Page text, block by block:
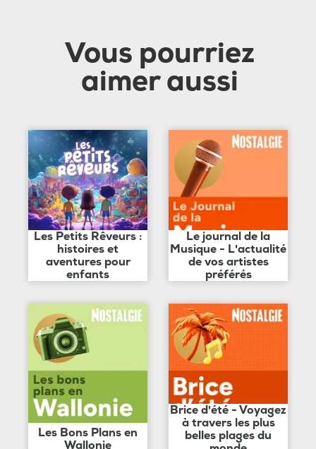
Vous pourriez
aimer aussi
Les Petits Rêveurs :
histoires et
aventures pour
enfants
Le journal de la
Musique - L'actualité
de vos artistes
préférés
Les Bons Plans en
Wallonie
Brice d'été - Voyagez
à travers les plus
belles plages du